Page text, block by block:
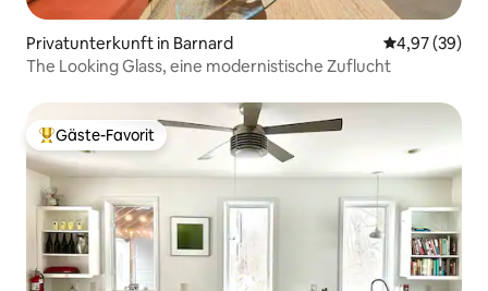
Privatunterkunft in Barnard
4,97 (39)
The Looking Glass, eine modernistische Zuflucht
Beliebter Gäste-Favorit.
Gäste-Favorit